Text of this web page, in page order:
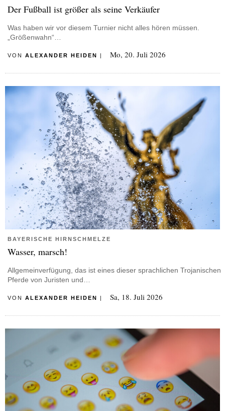
Der Fußball ist größer als seine Verkäufer
Was haben wir vor diesem Turnier nicht alles hören müssen.
„Größenwahn“…
VON ALEXANDER HEIDEN | Mo, 20. Juli 2026
BAYERISCHE HIRNSCHMELZE
Wasser, marsch!
Allgemeinverfügung, das ist eines dieser sprachlichen Trojanischen
Pferde von Juristen und…
VON ALEXANDER HEIDEN | Sa, 18. Juli 2026